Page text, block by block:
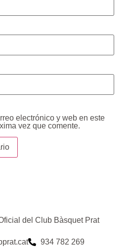
electrónico y web en este
vez que comente.
934 782 269